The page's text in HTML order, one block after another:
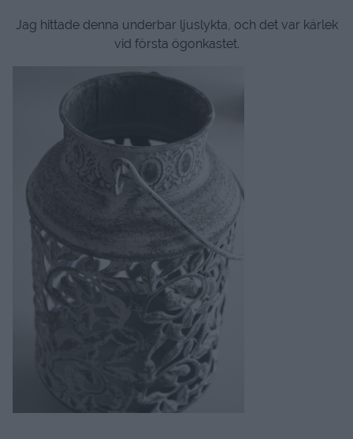
Jag hittade denna underbar ljuslykta, och det var kärlek
vid första ögonkastet.